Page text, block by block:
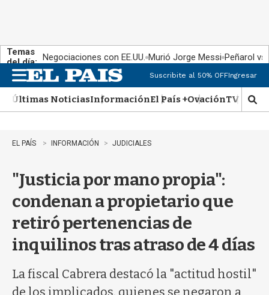
Temas
del día: Negociaciones con EE.UU. Murió Jorge Messi Peñarol
n
u
Suscribite al 50% OFFIngresar
Últimas NoticiasInformaciónEl País +OvaciónTV Show
M
o
e
a
EL PAÍS INFORMACIÓN JUDICIALES
"Justicia por mano propia":
condenan a propietario que
retiró pertenencias de
inquilinos tras atraso de 4 días
La fiscal Cabrera destacó la "actitud hostil"
de los implicados, quienes se negaron a